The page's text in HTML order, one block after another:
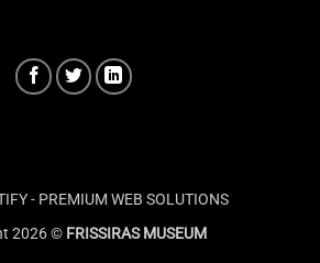
- PREMIUM WEB SOLUTIONS
2026 © FRISSIRAS MUSEUM